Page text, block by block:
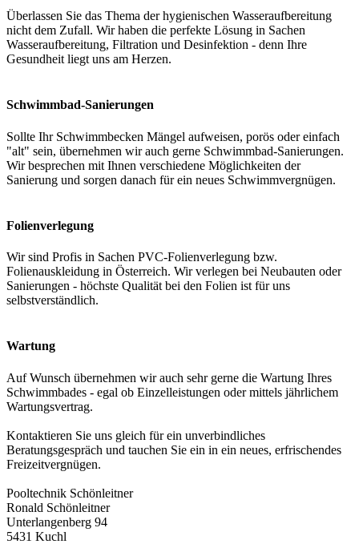
Überlassen Sie das Thema der hygienischen Wasseraufbereitung
nicht dem Zufall. Wir haben die perfekte Lösung in Sachen
Wasseraufbereitung, Filtration und Desinfektion - denn Ihre
Gesundheit liegt uns am Herzen.
Schwimmbad-Sanierungen
Sollte Ihr Schwimmbecken Mängel aufweisen, porös oder einfach
"alt" sein, übernehmen wir auch gerne Schwimmbad-Sanierungen.
Wir besprechen mit Ihnen verschiedene Möglichkeiten der
Sanierung und sorgen danach für ein neues Schwimmvergnügen.
Folienverlegung
Wir sind Profis in Sachen PVC-Folienverlegung bzw.
Folienauskleidung in Österreich. Wir verlegen bei Neubauten oder
Sanierungen - höchste Qualität bei den Folien ist für uns
selbstverständlich.
Wartung
Auf Wunsch übernehmen wir auch sehr gerne die Wartung Ihres
Schwimmbades - egal ob Einzelleistungen oder mittels jährlichem
Wartungsvertrag.
Kontaktieren Sie uns gleich für ein unverbindliches
Beratungsgespräch und tauchen Sie ein in ein neues, erfrischendes
Freizeitvergnügen.
Pooltechnik Schönleitner
Ronald Schönleitner
Unterlangenberg 94
5431 Kuchl